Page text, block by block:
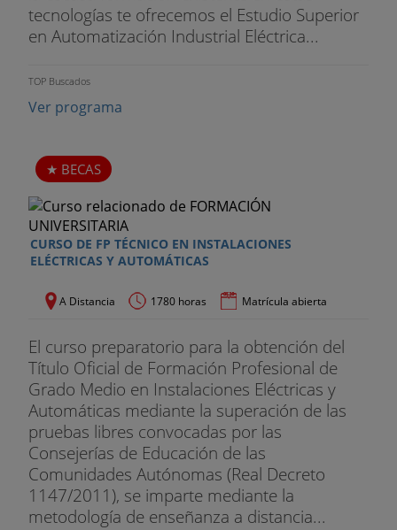
tecnologías te ofrecemos el Estudio Superior
en Automatización Industrial Eléctrica...
TOP Buscados
Ver programa
BECAS
CURSO DE FP TÉCNICO EN INSTALACIONES
ELÉCTRICAS Y AUTOMÁTICAS
A Distancia 1780 horas Matrícula abierta
El curso preparatorio para la obtención del
Título Oficial de Formación Profesional de
Grado Medio en Instalaciones Eléctricas y
Automáticas mediante la superación de las
pruebas libres convocadas por las
Consejerías de Educación de las
Comunidades Autónomas (Real Decreto
1147/2011), se imparte mediante la
metodología de enseñanza a distancia...